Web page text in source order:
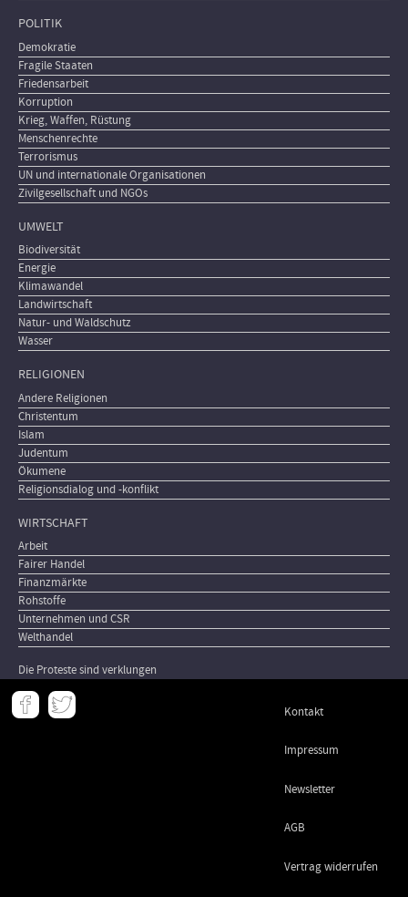
POLITIK
Demokratie
Fragile Staaten
Friedensarbeit
Korruption
Krieg, Waffen, Rüstung
Menschenrechte
Terrorismus
UN und internationale Organisationen
Zivilgesellschaft und NGOs
UMWELT
Biodiversität
Energie
Klimawandel
Landwirtschaft
Natur- und Waldschutz
Wasser
RELIGIONEN
Andere Religionen
Christentum
Islam
Judentum
Ökumene
Religionsdialog und -konflikt
WIRTSCHAFT
Arbeit
Fairer Handel
Finanzmärkte
Rohstoffe
Unternehmen und CSR
Welthandel
Die Proteste sind verklungen
Meta
- Kontakt
Impressum
Newsletter
AGB
Vertrag widerrufen